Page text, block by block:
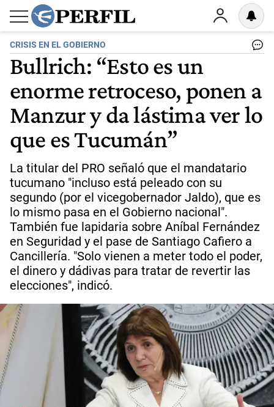
CRISIS EN EL GOBIERNO
Bullrich: “Esto es un
enorme retroceso, ponen a
Manzur y da lástima ver lo
que es Tucumán”
La titular del PRO señaló que el mandatario
tucumano "incluso está peleado con su
segundo (por el vicegobernador Jaldo), que es
lo mismo pasa en el Gobierno nacional".
También fue lapidaria sobre Aníbal Fernández
en Seguridad y el pase de Santiago Cafiero a
Cancillería. "Solo vienen a meter todo el poder,
el dinero y dádivas para tratar de revertir las
elecciones", indicó.